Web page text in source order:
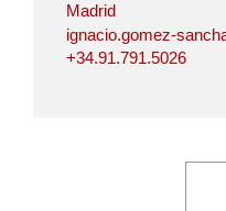
Madrid
ignacio.gomez-
+34.91.791.5026